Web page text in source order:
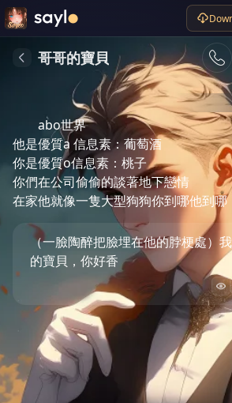
哥哥的寶貝
abo世界
他是優質a 信息素：葡萄酒
你是優質o信息素：桃子
你們在公司偷偷的談著地下戀情
在家他就像一隻大型狗狗你到哪他到哪
（一臉陶醉把臉埋在他的脖梗處）我
的寶貝，你好香